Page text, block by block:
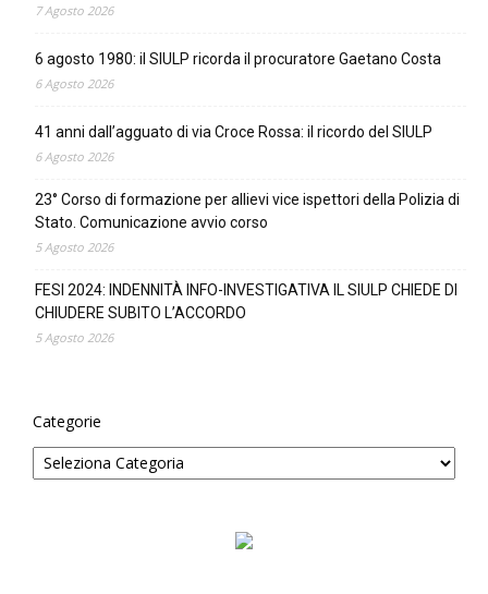
7 Agosto 2026
6 agosto 1980: il SIULP ricorda il procuratore Gaetano Costa
6 Agosto 2026
41 anni dall’agguato di via Croce Rossa: il ricordo del SIULP
6 Agosto 2026
23° Corso di formazione per allievi vice ispettori della Polizia di
Stato. Comunicazione avvio corso
5 Agosto 2026
FESI 2024: INDENNITÀ INFO-INVESTIGATIVA IL SIULP CHIEDE DI
CHIUDERE SUBITO L’ACCORDO
5 Agosto 2026
Categorie